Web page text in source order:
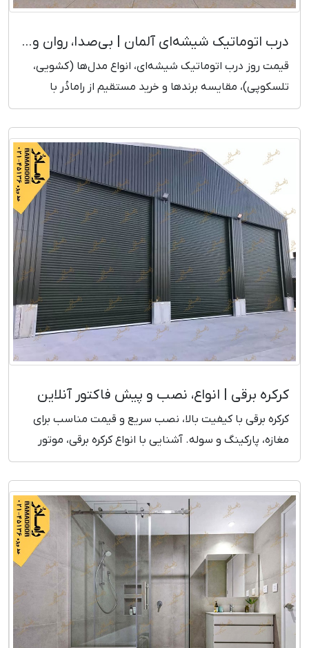
درب اتوماتیک شیشه‌ای آلمان | بی‌صدا، روان و مدرن + قیمت روز
قیمت روز درب اتوماتیک شیشه‌ای، انواع مدل‌ها (کشویی،
تلسکوپی)، مقایسه برندها و خرید مستقیم از رامادُر با
ضمانت و خدمات سریع.
کرکره برقی | انواع، نصب و پیش فاکتور آنلاین
کرکره برقی با کیفیت بالا، نصب سریع و قیمت مناسب برای
مغازه، پارکینگ و سوله. آشنایی با انواع کرکره برقی، موتور
تیوبلار و ساید، مزایا و قیمت روز.